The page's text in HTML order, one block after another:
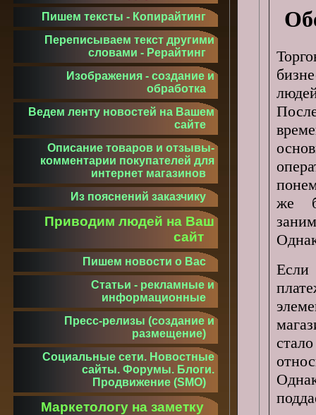
же
Если
Пишем тексты - Копирайтинг
Переписываем текст другими
словами - Рерайтинг
Изображения - создание и
обработка
Ведем ленту новостей на Вашем
сайте
Описание товаров и отзывы-
комментарии покупателей для
интернет магазинов
Из пояснений заказчику
Приводим людей на Ваш
сайт
Пишем новости о Вас
Статьи - рекламные и
информационные
Пресс-релизы (создание и
размещение)
Социальные сети. Новостные
сайты. Форумы. Блоги.
Продвижение (SMO)
Маркетологу на заметку